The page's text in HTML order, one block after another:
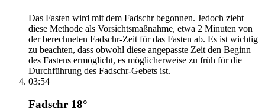
Das Fasten wird mit dem Fadschr begonnen. Jedoch zieht
diese Methode als Vorsichtsmaßnahme, etwa 2 Minuten von
der berechneten Fadschr-Zeit für das Fasten ab. Es ist wichtig
zu beachten, dass obwohl diese angepasste Zeit den Beginn
des Fastens ermöglicht, es möglicherweise zu früh für die
Durchführung des Fadschr-Gebets ist.
03:54
Fadschr 18°